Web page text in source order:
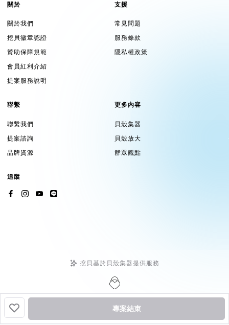
專案結束
關於
關於我們
挖貝徽章認證
贊助保障規範
會員紅利介紹
提案服務說明
支援
常見問題
服務條款
隱私權政策
聯繫
聯繫我們
提案諮詢
品牌資源
更多內容
貝殼集器
貝殼放大
群眾觀點
追蹤
挖貝基於貝殼集器提供服務
貝殼放大股份有限公司| 統編 24758594